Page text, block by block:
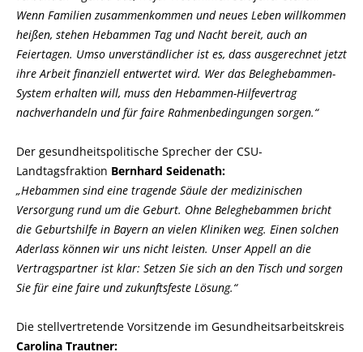
Wenn Familien zusammenkommen und neues Leben willkommen
heißen, stehen Hebammen Tag und Nacht bereit, auch an
Feiertagen. Umso unverständlicher ist es, dass ausgerechnet jetzt
ihre Arbeit finanziell entwertet wird. Wer das Beleghebammen-
System erhalten will, muss den Hebammen-Hilfevertrag
nachverhandeln und für faire Rahmenbedingungen sorgen.“
Der gesundheitspolitische Sprecher der CSU-
Landtagsfraktion Bernhard Seidenath:
Hebammen sind eine tragende Säule der medizinischen
Versorgung rund um die Geburt. Ohne Beleghebammen bricht
die Geburtshilfe in Bayern an vielen Kliniken weg. Einen solchen
Aderlass können wir uns nicht leisten. Unser Appell an die
Vertragspartner ist klar: Setzen Sie sich an den Tisch und sorgen
Sie für eine faire und zukunftsfeste Lösung.“
Die stellvertretende Vorsitzende im Gesundheitsarbeitskreis
Carolina Trautner: